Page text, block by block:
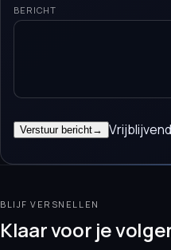
BERICHT
Verstuur bericht→
BLIJF VERSNELLEN
Klaar voor je